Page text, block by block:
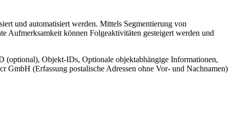
und automatisiert werden. Mittels Segmentierung von
Aufmerksamkeit können Folgeaktivitäten gesteigert werden und
Objekt-IDs, Optionale objektabhängige Informationen,
GmbH (Erfassung postalische Adressen ohne Vor- und Nachnamen)